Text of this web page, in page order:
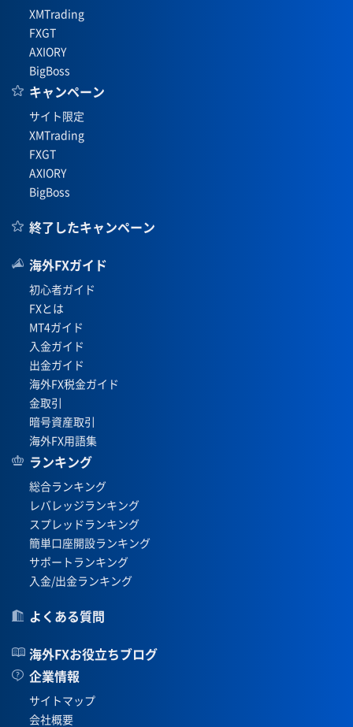
XMTrading
FXGT
AXIORY
BigBoss
キャンペーン
サイト限定
XMTrading
FXGT
AXIORY
BigBoss
終了したキャンペーン
海外FXガイド
初心者ガイド
FXとは
MT4ガイド
入金ガイド
出金ガイド
海外FX税金ガイド
金取引
暗号資産取引
海外FX用語集
ランキング
総合ランキング
レバレッジランキング
スプレッドランキング
簡単口座開設ランキング
サポートランキング
入金/出金ランキング
よくある質問
海外FXお役立ちブログ
企業情報
サイトマップ
会社概要